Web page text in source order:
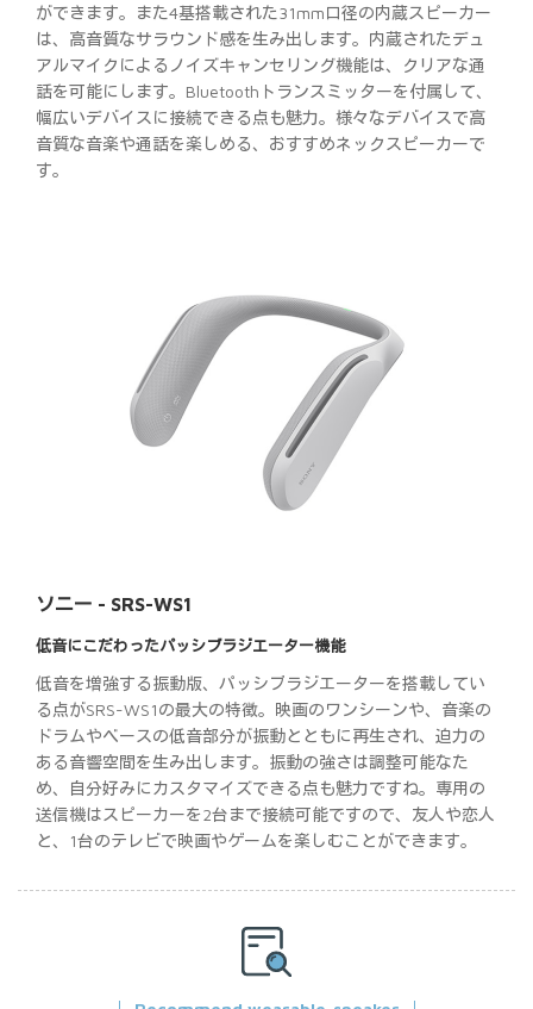
ができます。また4基搭載された31mm口径の内蔵スピーカー
は、高音質なサラウンド感を生み出します。内蔵されたデュ
アルマイクによるノイズキャンセリング機能は、クリアな通
話を可能にします。Bluetoothトランスミッターを付属して、
幅広いデバイスに接続できる点も魅力。様々なデバイスで高
音質な音楽や通話を楽しめる、おすすめネックスピーカーで
す。
ソニー - SRS-WS1
低音にこだわったパッシブラジエーター機能
低音を増強する振動版、パッシブラジエーターを搭載してい
る点がSRS-WS1の最大の特徴。映画のワンシーンや、音楽の
ドラムやベースの低音部分が振動とともに再生され、迫力の
ある音響空間を生み出します。振動の強さは調整可能なた
め、自分好みにカスタマイズできる点も魅力ですね。専用の
送信機はスピーカーを2台まで接続可能ですので、友人や恋人
と、1台のテレビで映画やゲームを楽しむことができます。